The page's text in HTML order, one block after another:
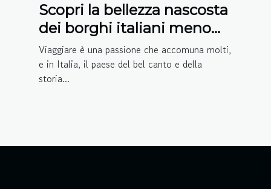
Scopri la bellezza nascosta
dei borghi italiani meno
conosciuti
Viaggiare è una passione che accomuna molti,
e in Italia, il paese del bel canto e della
storia...